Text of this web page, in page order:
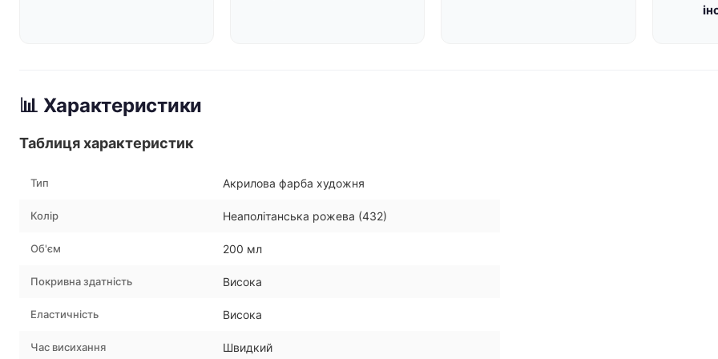
📊 Характеристики
Таблиця характеристик
Тип Акрилова фарба художня
Колір Неаполітанська рожева (432)
Об'єм 200 мл
Покривна здатність Висока
Еластичність Висока
Час висихання Швидкий